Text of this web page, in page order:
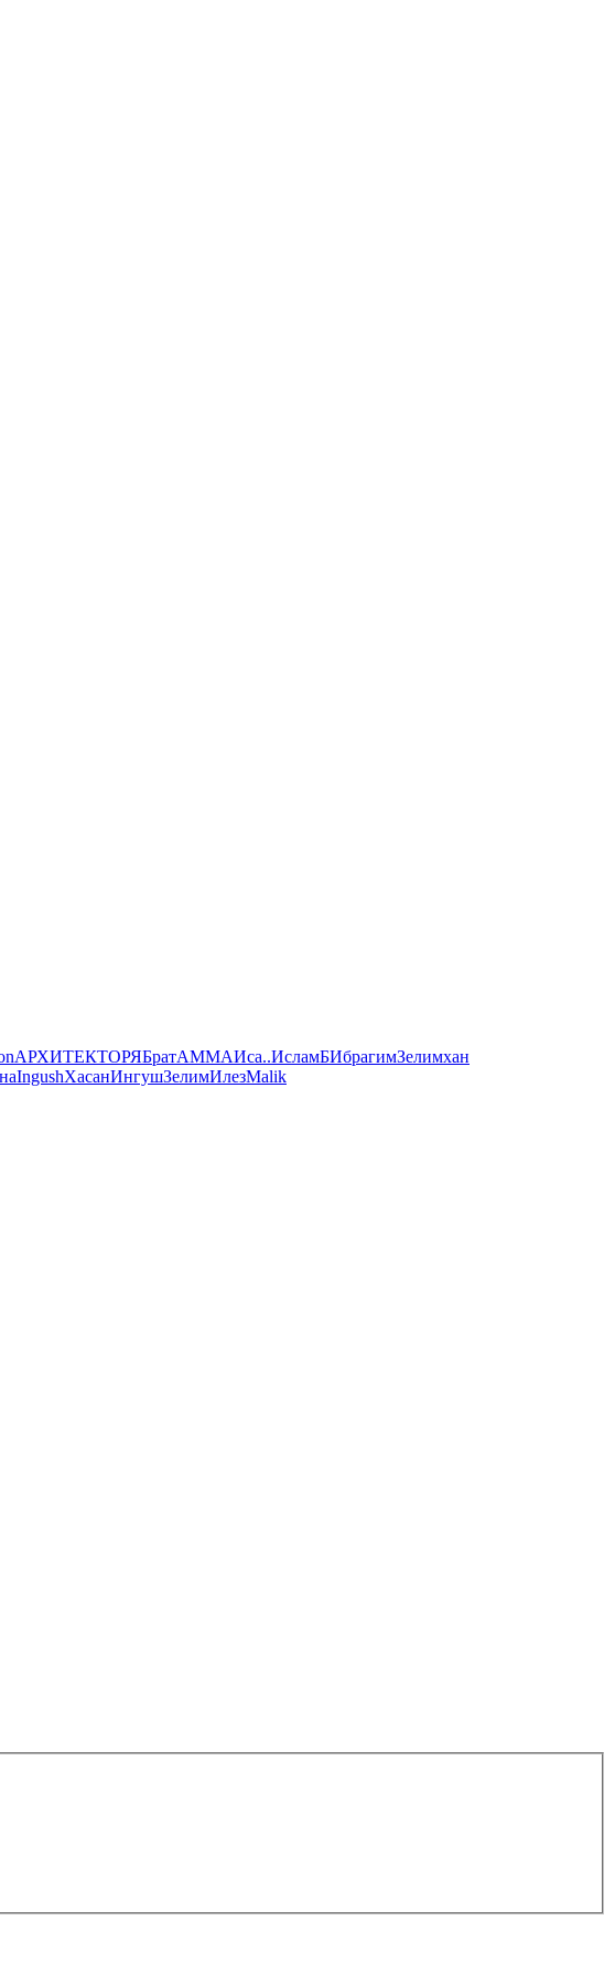
АРХИТЕКТОРЯБратАММАИса..ИсламБИбрагимЗелимхан
IngushХасанИнгушЗелимИлезMalik